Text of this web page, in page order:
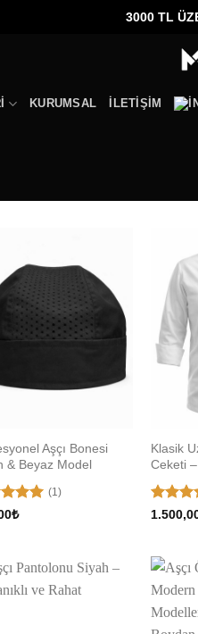
3000 TL ÜZERİ
KURUMSAL İLETIŞIM
Add to
wishlist
Aşçı Bonesi
& Beyaz Model
(1)
₺
Klasik
Ceketi
5
aldı